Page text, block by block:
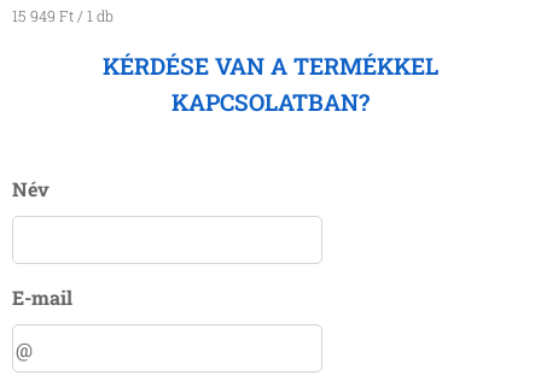
15 949 Ft / 1 db
KÉRDÉSE VAN A TERMÉKKEL
KAPCSOLATBAN?
Név
E-mail